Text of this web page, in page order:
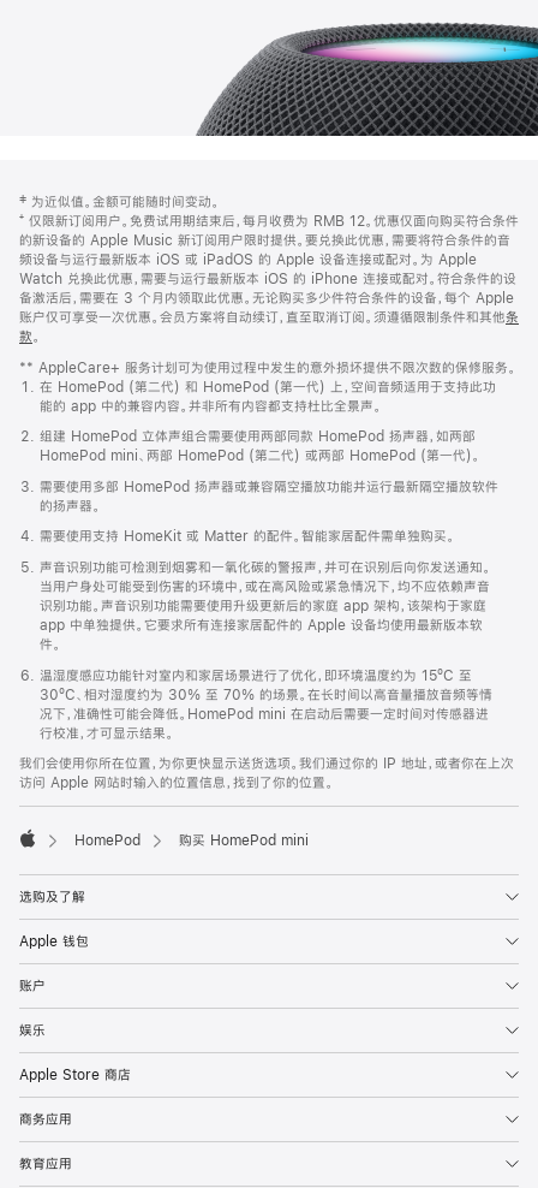
页
页
脚
注
‡ 为近似值。金额可能随时间变动。
⁺ 仅限新订阅用户。免费试用期结束后，每月收费为 RMB 12。优惠仅面向购买符合条件
的新设备的 Apple Music 新订阅用户限时提供。要兑换此优惠，需要将符合条件的音
频设备与运行最新版本 iOS 或 iPadOS 的 Apple 设备连接或配对。为 Apple
Watch 兑换此优惠，需要与运行最新版本 iOS 的 iPhone 连接或配对。符合条件的设
备激活后，需要在 3 个月内领取此优惠。无论购买多少件符合条件的设备，每个 Apple
账户仅可享受一次优惠。会员方案将自动续订，直至取消订阅。须遵循限制条件和其他条
款。
窗
口
中
打
开)
** AppleCare+ 服务计划可为使用过程中发生的意外损坏提供不限次数的保修服务。
在 HomePod (第二代) 和 HomePod (第一代) 上，空间音频适用于支持此功
能的 app 中的兼容内容。并非所有内容都支持杜比全景声。
组建 HomePod 立体声组合需要使用两部同款 HomePod 扬声器，如两部
HomePod mini、两部 HomePod (第二代) 或两部 HomePod (第一代)。
需要使用多部 HomePod 扬声器或兼容隔空播放功能并运行最新隔空播放软件
的扬声器。
需要使用支持 HomeKit 或 Matter 的配件。智能家居配件需单独购买。
声音识别功能可检测到烟雾和一氧化碳的警报声，并可在识别后向你发送通知。
当用户身处可能受到伤害的环境中，或在高风险或紧急情况下，均不应依赖声音
识别功能。声音识别功能需要使用升级更新后的家庭 app 架构，该架构于家庭
app 中单独提供。它要求所有连接家居配件的 Apple 设备均使用最新版本软
件。
温湿度感应功能针对室内和家居场景进行了优化，即环境温度约为 15ºC 至
30ºC、相对湿度约为 30% 至 70% 的场景。在长时间以高音量播放音频等情
况下，准确性可能会降低。HomePod mini 在启动后需要一定时间对传感器进
行校准，才可显示结果。
我们会使用你所在位置，为你更快显示送货选项。我们通过你的 IP 地址，或者你在上次
访问 Apple 网站时输入的位置信息，找到了你的位置。
HomePod 购买 HomePod mini
选购及了解
Apple 钱包
账户
娱乐
Apple Store 商店
商务应用
教育应用